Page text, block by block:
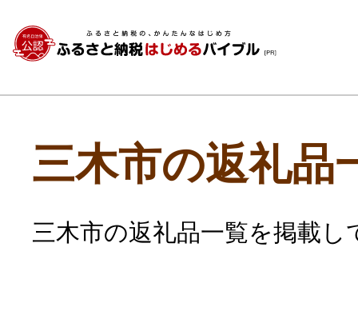
三木市の返礼品
三木市の返礼品一覧を掲載し